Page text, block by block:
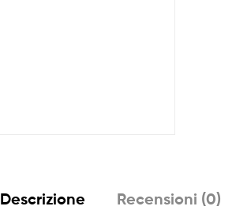
Descrizione Recensioni (0)